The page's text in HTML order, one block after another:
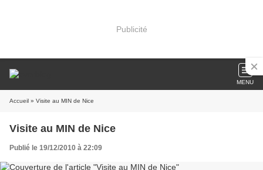
Publicité
MENU
Accueil » Visite au MIN de Nice
Visite au MIN de Nice
Publié le 19/12/2010 à 22:09